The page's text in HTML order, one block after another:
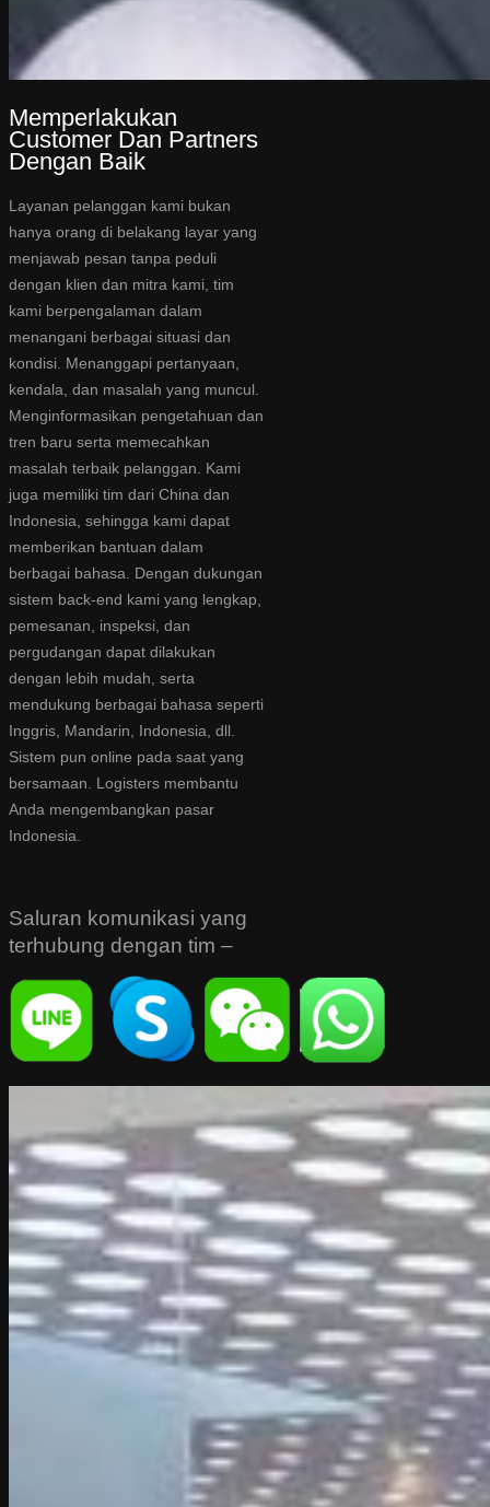
Memperlakukan
Customer Dan Partners
Dengan Baik
Layanan pelanggan kami bukan
hanya orang di belakang layar yang
menjawab pesan tanpa peduli
dengan klien dan mitra kami, tim
kami berpengalaman dalam
menangani berbagai situasi dan
kondisi. Menanggapi pertanyaan,
kendala, dan masalah yang muncul.
Menginformasikan pengetahuan dan
tren baru serta memecahkan
masalah terbaik pelanggan. Kami
juga memiliki tim dari China dan
Indonesia, sehingga kami dapat
memberikan bantuan dalam
berbagai bahasa. Dengan dukungan
sistem back-end kami yang lengkap,
pemesanan, inspeksi, dan
pergudangan dapat dilakukan
dengan lebih mudah, serta
mendukung berbagai bahasa seperti
Inggris, Mandarin, Indonesia, dll.
Sistem pun online pada saat yang
bersamaan. Logisters membantu
Anda mengembangkan pasar
Indonesia.
Saluran komunikasi yang
terhubung dengan tim –